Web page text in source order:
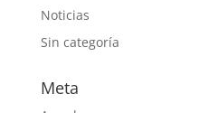
Noticias
Sin categoría
Meta